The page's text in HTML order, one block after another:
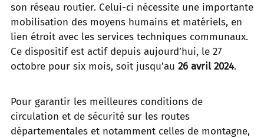
son réseau routier. Celui-ci nécessite une importante
mobilisation des moyens humains et matériels, en
lien étroit avec les services techniques communaux.
Ce dispositif est actif depuis aujourd’hui, le 27
octobre pour six mois, soit jusqu’au 26 avril 2024.
Pour garantir les meilleures conditions de
circulation et de sécurité sur les routes
départementales et notamment celles de montagne,